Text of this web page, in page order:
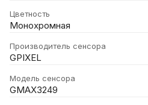
Цветность
Монохромная
Производитель сенсора
GPIXEL
Модель сенсора
GMAX3249